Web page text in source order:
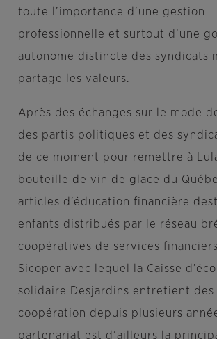
toute l’importance d’une gestion
professionnelle et surtout d’une
autonome distincte des syndicats
partage les valeurs.
Après des échanges sur le mode
des partis politiques et des
de ce moment pour remettre à
bouteille de vin de glace du
articles d’éducation financière
enfants distribués par le réseau
coopératives de services financiers
Sicoper avec lequel la Caisse
solidaire Desjardins entretient des
coopération depuis plusieurs
partenariat est d’ailleurs la